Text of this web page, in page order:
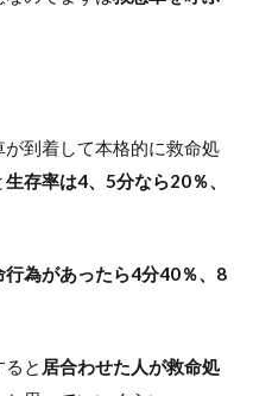
到着して本格的に救命処
生存率は4、5分なら20％、
行為があったら4分40％、8
と 居合わせた人が救命処